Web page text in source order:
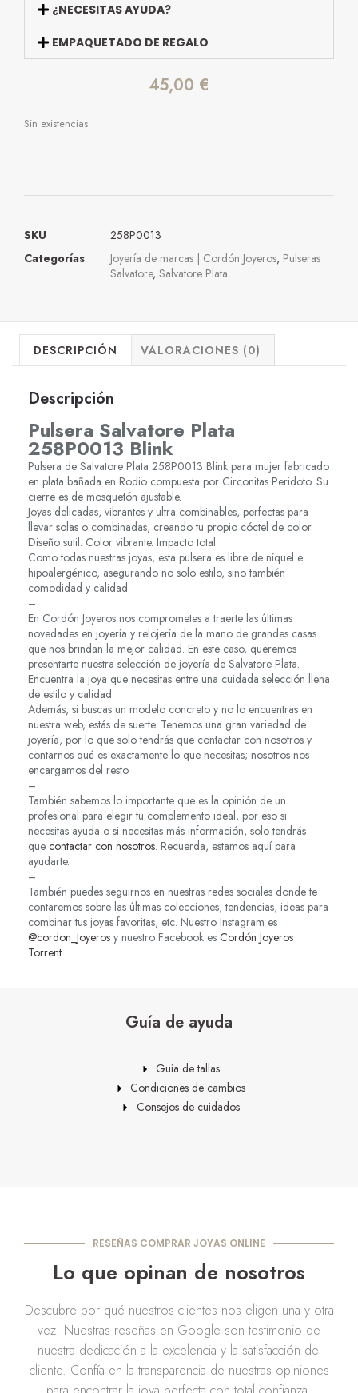
¿NECESITAS AYUDA?
EMPAQUETADO DE REGALO
45,00 €
Sin existencias
SKU
258P0013
Categorías
Joyería de marcas | Cordón Joyeros, Pulseras
Salvatore, Salvatore Plata
DESCRIPCIÓN VALORACIONES (0)
Descripción
Pulsera Salvatore Plata
258P0013 Blink
Pulsera de Salvatore Plata 258P0013 Blink para mujer fabricado
en plata bañada en Rodio compuesta por Circonitas Peridoto. Su
cierre es de mosquetón ajustable.
Joyas delicadas, vibrantes y ultra combinables, perfectas para
llevar solas o combinadas, creando tu propio cóctel de color.
Diseño sutil. Color vibrante. Impacto total.
Como todas nuestras joyas, esta pulsera es libre de níquel e
hipoalergénico, asegurando no solo estilo, sino también
comodidad y calidad.
–
En Cordón Joyeros nos comprometes a traerte las últimas
novedades en joyería y relojería de la mano de grandes casas
que nos brindan la mejor calidad. En este caso, queremos
presentarte nuestra selección de joyería de Salvatore Plata.
Encuentra la joya que necesitas entre una cuidada selección llena
de estilo y calidad.
Además, si buscas un modelo concreto y no lo encuentras en
nuestra web, estás de suerte. Tenemos una gran variedad de
joyería, por lo que solo tendrás que contactar con nosotros y
contarnos qué es exactamente lo que necesitas; nosotros nos
encargamos del resto.
–
También sabemos lo importante que es la opinión de un
profesional para elegir tu complemento ideal, por eso si
necesitas ayuda o si necesitas más información, solo tendrás
que contactar con nosotros. Recuerda, estamos aquí para
ayudarte.
–
También puedes seguirnos en nuestras redes sociales donde te
contaremos sobre las últimas colecciones, tendencias, ideas para
combinar tus joyas favoritas, etc. Nuestro Instagram es
@cordon_Joyeros y nuestro Facebook es Cordón Joyeros
Torrent.
Guía de ayuda
Guía de tallas
Condiciones de cambios
Consejos de cuidados
RESEÑAS COMPRAR JOYAS ONLINE
Lo que opinan de nosotros
Descubre por qué nuestros clientes nos eligen una y otra
vez. Nuestras reseñas en Google son testimonio de
nuestra dedicación a la excelencia y la satisfacción del
cliente. Confía en la transparencia de nuestras opiniones